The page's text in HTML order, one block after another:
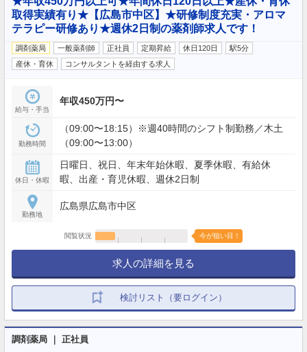
取得実績有り★【広島市中区】★研修制度充実・アロマ
テラピー研修あり★週休2日制の薬剤師求人です！
調剤薬局 一般薬剤師 正社員 定期昇給 休日120日
駅5分
産休・育休
コンサルタントを経由する求人
給与・手当
年収450万円〜
勤務時間
（09:00〜18:15）※週40時間のシフト制勤務／木土
（09:00〜13:00）
休日・休暇
日曜日、祝日、年末年始休暇、夏季休暇、有給休
暇、出産・育児休暇、週休2日制
勤務地
広島県広島市中区
閲覧状況 今が狙い目！
求人の詳細を見る
検討リスト（要ログイン）
調剤薬局 ｜ 正社員